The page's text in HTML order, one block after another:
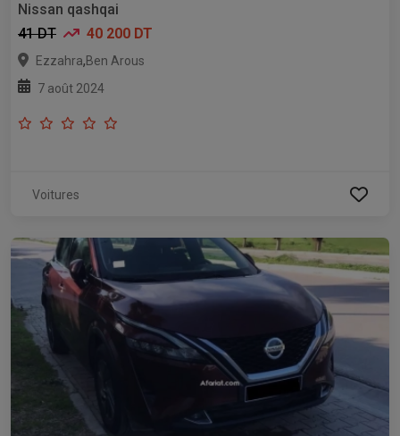
Nissan qashqai
41 DT
40 200 DT
Ezzahra,Ben Arous
7 août 2024
Voitures